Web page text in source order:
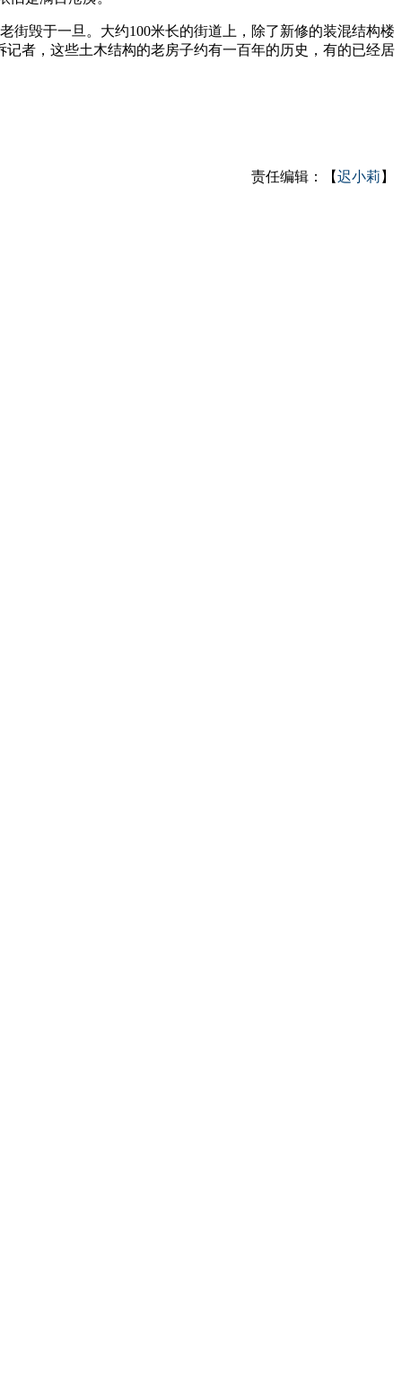
毁于一旦。大约100米长的街道上，除了新修的装混结构楼
者，这些土木结构的老房子约有一百年的历史，有的已经居
责任编辑：【迟小莉 】